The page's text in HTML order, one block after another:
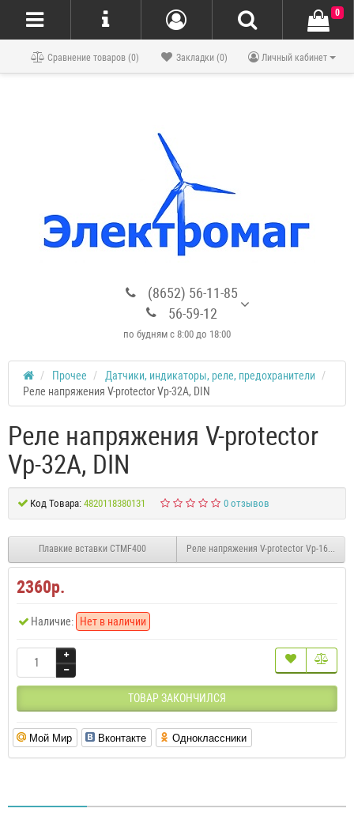
Блог
Личный кабинет
Закладки (0)
Сравнение товаров (0)
(8652) 56-11-85
56-59-12
по будням с 8:00 до 18:00
0
Прочее
Датчики, индикаторы, реле, предохранители
Реле напряжения V-protector Vp-32A, DIN
Реле напряжения V-protector
Vp-32A, DIN
Код Товара: 4820118380131 0 отзывов
Плавкие вставки CTМF400 Реле напряжения V-protector Vp-16A, DIN
2360р.
Наличие: Нет в наличии
ТОВАР ЗАКОНЧИЛСЯ
Мой Мир Вконтакте Одноклассники